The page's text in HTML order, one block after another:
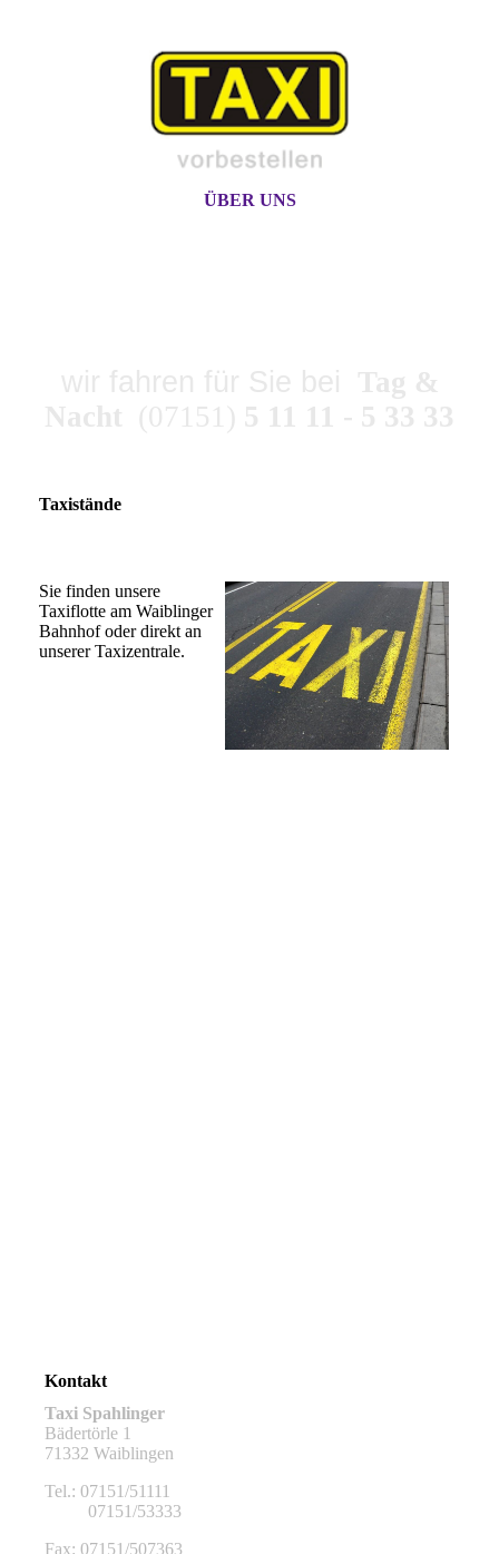
ÜBER UNS
Taxistände
Sie finden unsere
Taxiflotte am Waiblinger
Bahnhof oder direkt an
unserer Taxizentrale.
Kontakt
Taxi Spahlinger
Bädertörle 1
71332 Waiblingen
Tel.: 07151/51111
07151/53333
Fax: 07151/507363